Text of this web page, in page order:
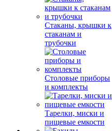
Стаканы, крышки к
стаканам и
трубочки
Столовые приборы
и комплекты
Тарелки, миски и
пищевые емкости